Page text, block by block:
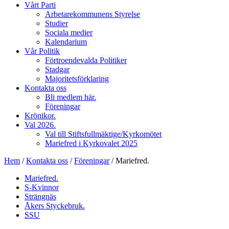
Vårt Parti
Arbetarekommunens Styrelse
Studier
Sociala medier
Kalendarium
Vår Politik
Förtroendevalda Politiker
Stadgar
Majoritetsförklaring
Kontakta oss
Bli medlem här.
Föreningar
Krönikor.
Val 2026.
Val till Stiftsfullmäktige/Kyrkomötet
Mariefred i Kyrkovalet 2025
Hem /Kontakta oss /Föreningar/Mariefred.
Mariefred.
S-Kvinnor
Strängnäs
Åkers Styckebruk.
SSU